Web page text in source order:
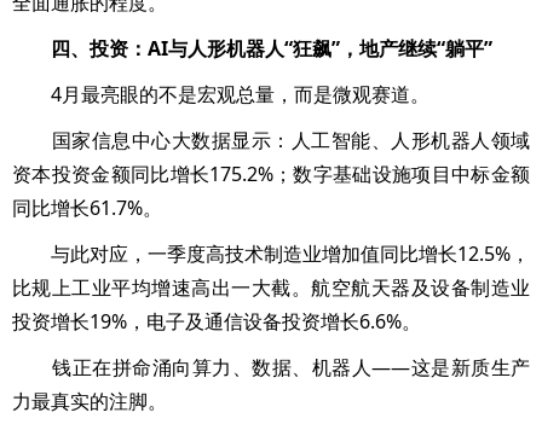
四、投资：AI与人形机器人“狂飙”，地产继续“躺平”
4月最亮眼的不是宏观总量，而是微观赛道。
国家信息中心大数据显示：人工智能、人形机器人领域
资本投资金额同比增长175.2%；数字基础设施项目中标金额
同比增长61.7%。
与此对应，一季度高技术制造业增加值同比增长12.5%，
比规上工业平均增速高出一大截。航空航天器及设备制造业
投资增长19%，电子及通信设备投资增长6.6%。
钱正在拼命涌向算力、数据、机器人——这是新质生产
力最真实的注脚。